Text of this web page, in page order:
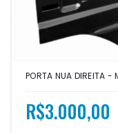
PORTA NUA DIREITA -
R$3.000,00